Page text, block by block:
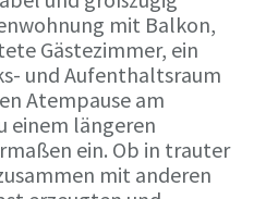
mit Balkon,
Gästezimmer, ein
und Aufenthaltsraum
Atempause am
einem längeren
ein. Ob in trauter
mit anderen